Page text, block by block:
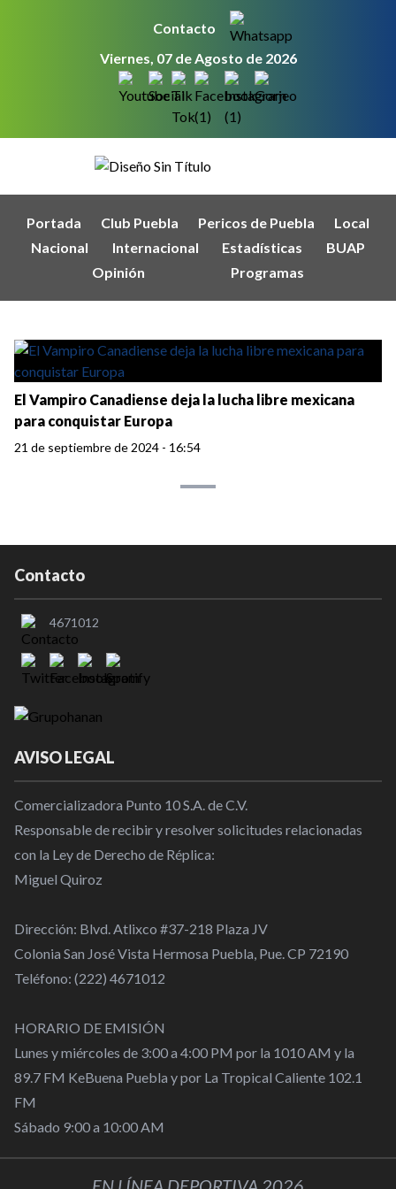
Contacto
Viernes, 07 de Agosto de 2026
Portada Club Puebla Pericos de Puebla
Local
Nacional
Internacional Estadísticas
BUAP
Opinión
Programas
El Vampiro Canadiense deja la lucha libre mexicana
para conquistar Europa
21 de septiembre de 2024 - 16:54
Contacto
4671012
AVISO LEGAL
Comercializadora Punto 10 S.A. de C.V.
Responsable de recibir y resolver solicitudes relacionadas
con la Ley de Derecho de Réplica:
Miguel Quiroz
Dirección: Blvd. Atlixco #37-218 Plaza JV
Colonia San José Vista Hermosa Puebla, Pue. CP 72190
Teléfono: (222) 4671012
HORARIO DE EMISIÓN
Lunes y miércoles de 3:00 a 4:00 PM por la 1010 AM y la
89.7 FM KeBuena Puebla y por La Tropical Caliente 102.1
FM
Sábado 9:00 a 10:00 AM